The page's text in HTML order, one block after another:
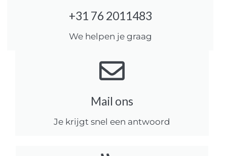
+31 76 2011483
We helpen je graag
Mail ons
Je krijgt snel een antwoord